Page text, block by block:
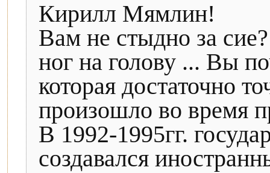
Кирилл Мямлин!
Вам не стыдно за
ног на голову ... Вы
которая достаточно
произошло во время
В 1992-1995гг.
создавался